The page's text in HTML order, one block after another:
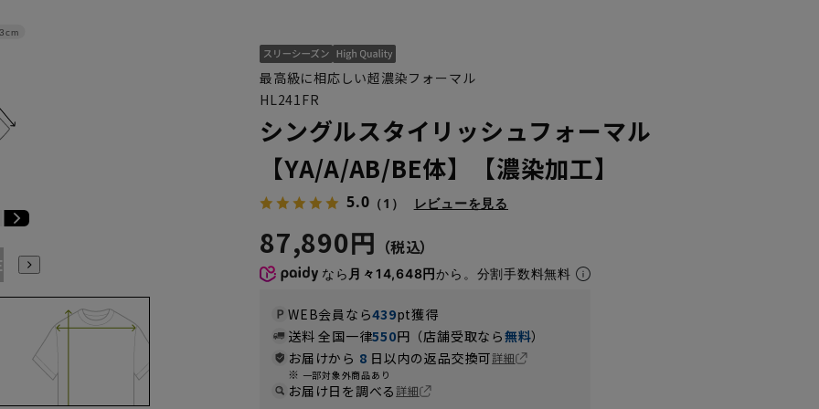
BE4 YA4 YA5 YA6 YA7 YA8
最高級に相応しい超濃染フォーマル
HL241FR
シングルスタイリッシュフォーマル
【YA/A/AB/BE体】【濃染加工】
5.0 （1） レビューを見る
87,890円
なら 月々14,648円から。分割手数料無料
WEB会員なら439pt獲得
送料 全国一律550円（店舗受取なら無料）
お届けから 8 日以内の返品交換可詳細
一部対象外商品あり
お届け日を調べる詳細